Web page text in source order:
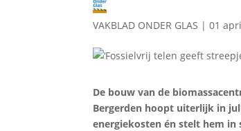
VAKBLAD ONDER GLAS |01
De bouw van de
Bergerden hoopt uiterlijk in
energiekosten én stelt hem in